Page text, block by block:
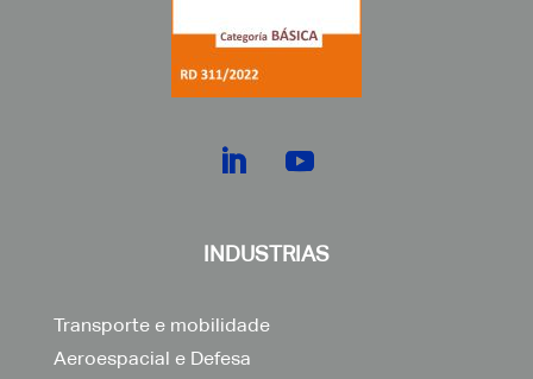
INDUSTRIAS
Transporte e mobilidade
Aeroespacial e Defesa